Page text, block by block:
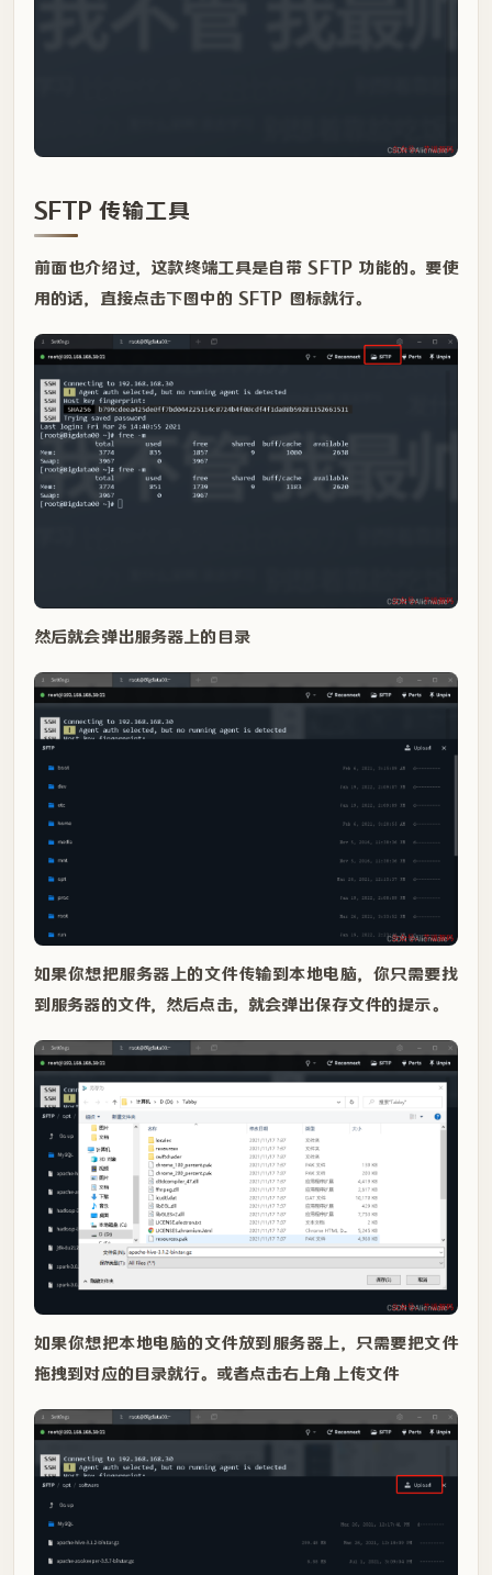
SFTP 传输工具
前面也介绍过，这款终端工具是自带 SFTP 功能的。要使
用的话，直接点击下图中的 SFTP 图标就行。
然后就会弹出服务器上的目录
如果你想把服务器上的文件传输到本地电脑，你只需要找
到服务器的文件，然后点击，就会弹出保存文件的提示。
如果你想把本地电脑的文件放到服务器上，只需要把文件
拖拽到对应的目录就行。或者点击右上角上传文件